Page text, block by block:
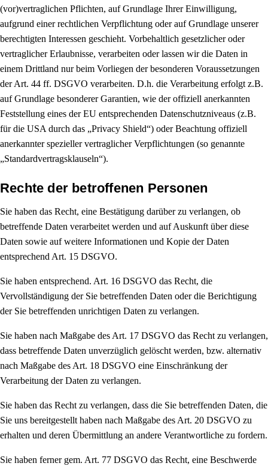
(vor)vertraglichen Pflichten, auf Grundlage Ihrer Einwilligung,
aufgrund einer rechtlichen Verpflichtung oder auf Grundlage unserer
berechtigten Interessen geschieht. Vorbehaltlich gesetzlicher oder
vertraglicher Erlaubnisse, verarbeiten oder lassen wir die Daten in
einem Drittland nur beim Vorliegen der besonderen Voraussetzungen
der Art. 44 ff. DSGVO verarbeiten. D.h. die Verarbeitung erfolgt z.B.
auf Grundlage besonderer Garantien, wie der offiziell anerkannten
Feststellung eines der EU entsprechenden Datenschutzniveaus (z.B.
für die USA durch das „Privacy Shield“) oder Beachtung offiziell
anerkannter spezieller vertraglicher Verpflichtungen (so genannte
„Standardvertragsklauseln“).
Rechte der betroffenen Personen
Sie haben das Recht, eine Bestätigung darüber zu verlangen, ob
betreffende Daten verarbeitet werden und auf Auskunft über diese
Daten sowie auf weitere Informationen und Kopie der Daten
entsprechend Art. 15 DSGVO.
Sie haben entsprechend. Art. 16 DSGVO das Recht, die
Vervollständigung der Sie betreffenden Daten oder die Berichtigung
der Sie betreffenden unrichtigen Daten zu verlangen.
Sie haben nach Maßgabe des Art. 17 DSGVO das Recht zu verlangen,
dass betreffende Daten unverzüglich gelöscht werden, bzw. alternativ
nach Maßgabe des Art. 18 DSGVO eine Einschränkung der
Verarbeitung der Daten zu verlangen.
Sie haben das Recht zu verlangen, dass die Sie betreffenden Daten, die
Sie uns bereitgestellt haben nach Maßgabe des Art. 20 DSGVO zu
erhalten und deren Übermittlung an andere Verantwortliche zu fordern.
Sie haben ferner gem. Art. 77 DSGVO das Recht, eine Beschwerde